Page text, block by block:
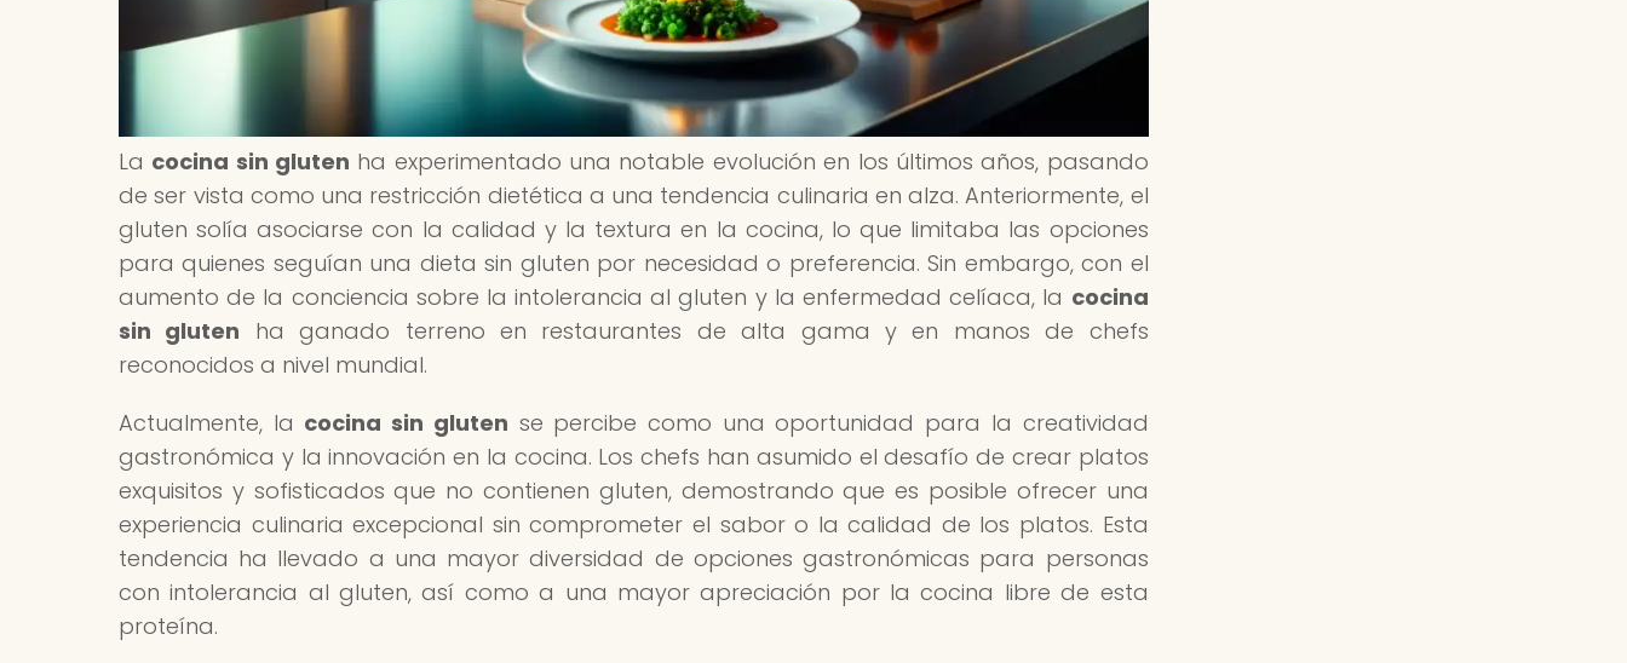
La cocina sin gluten ha experimentado una notable evolución en los últimos años, pasando
de ser vista como una restricción dietética a una tendencia culinaria en alza. Anteriormente, el
gluten solía asociarse con la calidad y la textura en la cocina, lo que limitaba las opciones
para quienes seguían una dieta sin gluten por necesidad o preferencia. Sin embargo, con el
aumento de la conciencia sobre la intolerancia al gluten y la enfermedad celíaca, la cocina
sin gluten ha ganado terreno en restaurantes de alta gama y en manos de chefs
reconocidos a nivel mundial.
Actualmente, la cocina sin gluten se percibe como una oportunidad para la creatividad
gastronómica y la innovación en la cocina. Los chefs han asumido el desafío de crear platos
exquisitos y sofisticados que no contienen gluten, demostrando que es posible ofrecer una
experiencia culinaria excepcional sin comprometer el sabor o la calidad de los platos. Esta
tendencia ha llevado a una mayor diversidad de opciones gastronómicas para personas
con intolerancia al gluten, así como a una mayor apreciación por la cocina libre de esta
proteína.